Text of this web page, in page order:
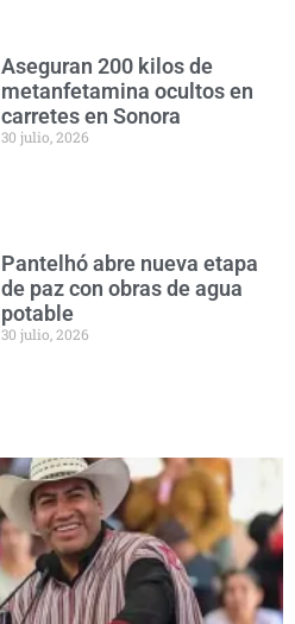
Aseguran 200 kilos de
metanfetamina ocultos en
carretes en Sonora
30 julio, 2026
Pantelhó abre nueva etapa
de paz con obras de agua
potable
30 julio, 2026